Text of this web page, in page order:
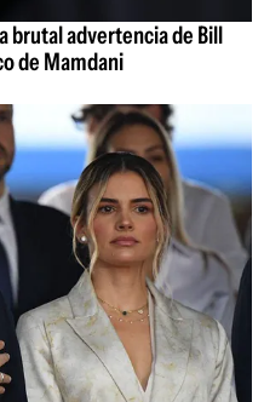
brutal advertencia de Bill
de Mamdani